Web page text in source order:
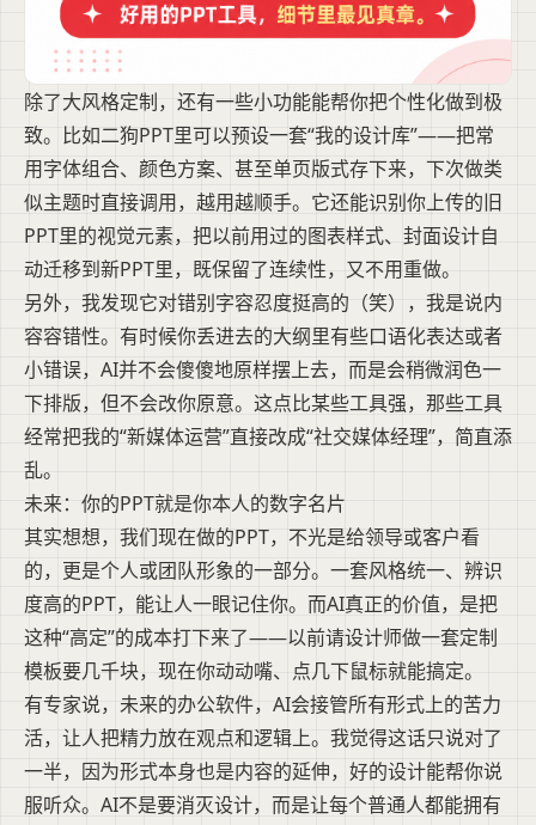
除了大风格定制，还有一些小功能能帮你把个性化做到极
致。比如二狗PPT里可以预设一套“我的设计库”——把常
用字体组合、颜色方案、甚至单页版式存下来，下次做类
似主题时直接调用，越用越顺手。它还能识别你上传的旧
PPT里的视觉元素，把以前用过的图表样式、封面设计自
动迁移到新PPT里，既保留了连续性，又不用重做。
另外，我发现它对错别字容忍度挺高的（笑），我是说内
容容错性。有时候你丢进去的大纲里有些口语化表达或者
小错误，AI并不会傻傻地原样摆上去，而是会稍微润色一
下排版，但不会改你原意。这点比某些工具强，那些工具
经常把我的“新媒体运营”直接改成“社交媒体经理”，简直添
乱。
未来：你的PPT就是你本人的数字名片
其实想想，我们现在做的PPT，不光是给领导或客户看
的，更是个人或团队形象的一部分。一套风格统一、辨识
度高的PPT，能让人一眼记住你。而AI真正的价值，是把
这种“高定”的成本打下来了——以前请设计师做一套定制
模板要几千块，现在你动动嘴、点几下鼠标就能搞定。
有专家说，未来的办公软件，AI会接管所有形式上的苦力
活，让人把精力放在观点和逻辑上。我觉得这话只说对了
一半，因为形式本身也是内容的延伸，好的设计能帮你说
服听众。AI不是要消灭设计，而是让每个普通人都能拥有